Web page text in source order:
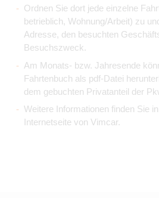
Ordnen Sie dort jede einzelne
betrieblich, Wohnung/Arbeit) zu
Adresse, den besuchten
Besuchszweck.
Am Monats- bzw. Jahresende
Fahrtenbuch als pdf-Datei
dem gebuchten Privatanteil der
Weitere Informationen finden Sie
Internetseite von Vimcar.